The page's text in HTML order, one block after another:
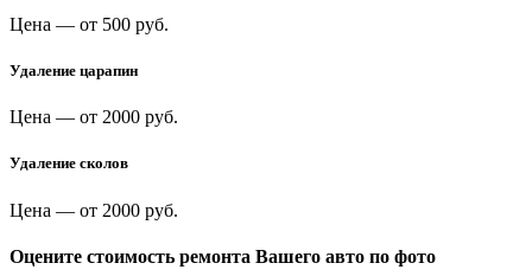
Цена — от 500 руб.
Удаление царапин
Цена — от 2000 руб.
Удаление сколов
Цена — от 2000 руб.
Оцените стоимость ремонта Вашего авто по фото